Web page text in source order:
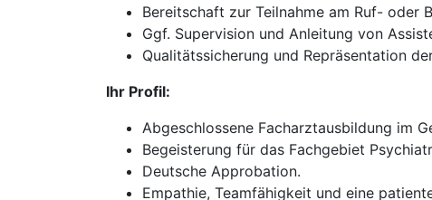
Bereitschaft zur Teilnahme am Ruf-
Ggf. Supervision und Anleitung von
Qualitätssicherung und Repräsentation
Ihr Profil:
Abgeschlossene Facharztausbildung im
Begeisterung für das Fachgebiet
Deutsche Approbation.
Empathie, Teamfähigkeit und eine